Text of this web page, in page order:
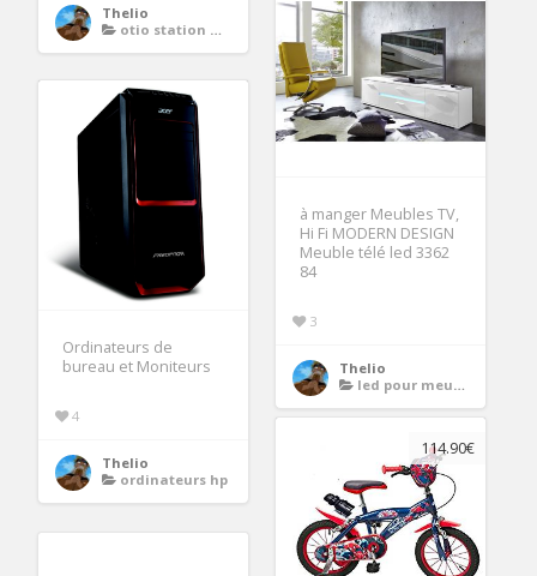
Thelio
otio station meteo
à manger Meubles TV,
Hi Fi MODERN DESIGN
Meuble télé led 3362
84
3
Thelio
led pour meuble
Ordinateurs de
bureau et Moniteurs
4
Thelio
ordinateurs hp
114.90€